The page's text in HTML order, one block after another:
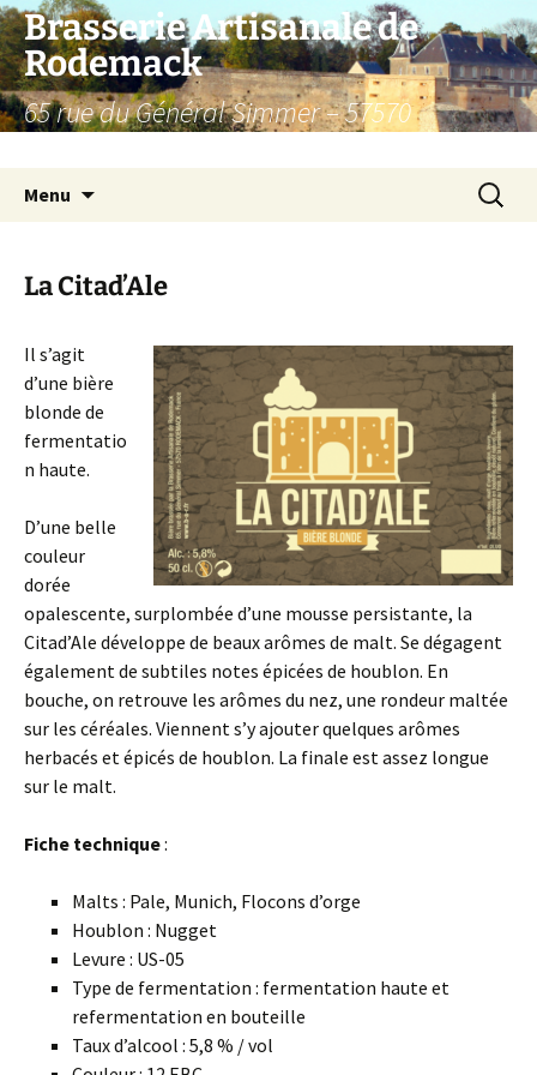
Aller
au
contenu
Brasserie Artisanale de
Rodemack
65 rue du Général Simmer – 57570
Menu
La Citad’Ale
Il s’agit
d’une bière
blonde de
fermentatio
n haute.
D’une belle
couleur
dorée
opalescente, surplombée d’une mousse persistante, la
Citad’Ale développe de beaux arômes de malt. Se dégagent
également de subtiles notes épicées de houblon. En
bouche, on retrouve les arômes du nez, une rondeur maltée
sur les céréales. Viennent s’y ajouter quelques arômes
herbacés et épicés de houblon. La finale est assez longue
sur le malt.
Fiche technique:
Malts : Pale, Munich, Flocons d’orge
Houblon : Nugget
Levure : US-05
Type de fermentation : fermentation haute et
refermentation en bouteille
Taux d’alcool : 5,8 % / vol